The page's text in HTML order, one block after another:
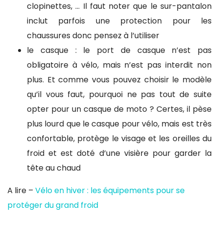
clopinettes, … Il faut noter que le sur-pantalon
inclut parfois une protection pour les
chaussures donc pensez à l’utiliser
le casque : le port de casque n’est pas
obligatoire à vélo, mais n’est pas interdit non
plus. Et comme vous pouvez choisir le modèle
qu’il vous faut, pourquoi ne pas tout de suite
opter pour un casque de moto ? Certes, il pèse
plus lourd que le casque pour vélo, mais est très
confortable, protège le visage et les oreilles du
froid et est doté d’une visière pour garder la
tête au chaud
A lire – Vélo en hiver : les équipements pour se
protéger du grand froid